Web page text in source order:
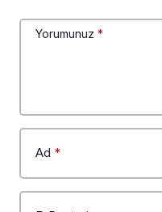
Yorumunuz *
Ad *